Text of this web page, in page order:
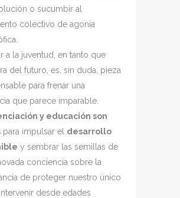
o sucumbir al
colectivo de agonía
a la juventud, en tanto que
del futuro, es, sin duda, pieza
para frenar una
que parece imparable.
y educación son
para impulsar el desarrollo
y sembrar las semillas de
conciencia sobre la
de proteger nuestro único
desde edades